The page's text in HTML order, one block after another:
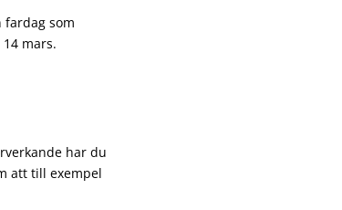
som
mars.
har du
att till exempel